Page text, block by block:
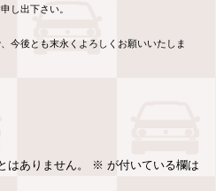
し出下さい。
今後とも末永くよろしくお願いいたしま
はありません。
※ が付いている欄は